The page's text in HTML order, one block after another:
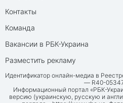
Контакты
Команда
Вакансии в РБК-Украина
Разместить рекламу
Идентификатор онлайн-медиа в
— R40-
Информационный портал «РБК-
версию (украинскую, русскую и